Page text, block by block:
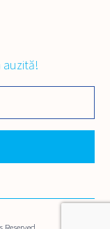
auzită!